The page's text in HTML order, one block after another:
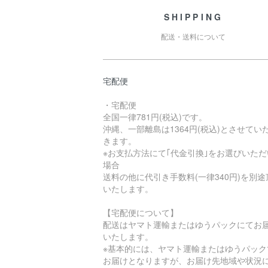
SHIPPING
配送・送料について
宅配便
・宅配便
全国一律781円(税込)です。
沖縄、一部離島は1364円(税込)とさせてい
きます。
※お支払方法にて｢代金引換｣をお選びいた
場合
送料の他に代引き手数料(一律340円)を別途
いたします。
【宅配便について】
配送はヤマト運輸またはゆうパックにてお
いたします。
※基本的には、ヤマト運輸またはゆうパッ
お届けとなりますが、お届け先地域や状況